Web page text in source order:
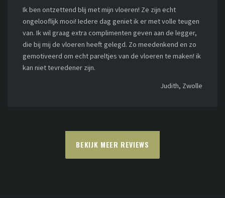
Ik ben ontzettend blij met mijn vloeren! Ze zijn echt
ongelooflijk mooi! Iedere dag geniet ik er met volle teugen
van. Ik wil graag extra complimenten geven aan de legger,
die bij mij de vloeren heeft gelegd. Zo meedenkend en zo
gemotiveerd om echt pareltjes van de vloeren te maken! ik
kan niet tevredener zijn.
Judith, Zwolle
BEKIJK MEER REVIEWS